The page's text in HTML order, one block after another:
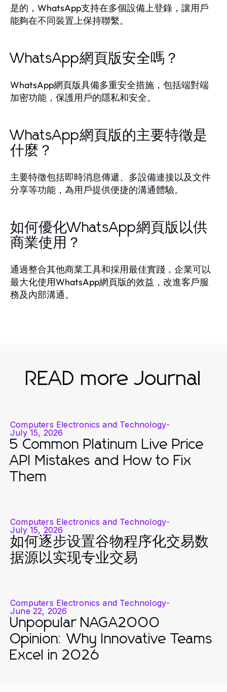
是的，WhatsApp支持在多個設備上登錄，讓用戶
能夠在不同裝置上保持聯繫。
WhatsApp網頁版安全嗎？
WhatsApp網頁版具備多重安全措施，包括端對端
加密功能，保護用戶的隱私和安全。
WhatsApp網頁版的主要特徵是
什麼？
主要特徵包括即時消息傳遞、多設備連接以及文件
分享等功能，為用戶提供便捷的溝通體驗。
如何優化WhatsApp網頁版以供
商業使用？
通過整合其他商業工具和採用最佳實踐，企業可以
最大化使用WhatsApp網頁版的效益，改進客戶服
務及內部溝通。
READ more Journal
Computers Electronics and Technology-
July 15, 2026
5 Common Platinum Live Price
API Mistakes and How to Fix
Them
Computers Electronics and Technology-
July 15, 2026
如何逐步设置谷物程序化交易数
据源以实现专业交易
Computers Electronics and Technology-
June 22, 2026
Unpopular NAGA2000
Opinion: Why Innovative Teams
Excel in 2026